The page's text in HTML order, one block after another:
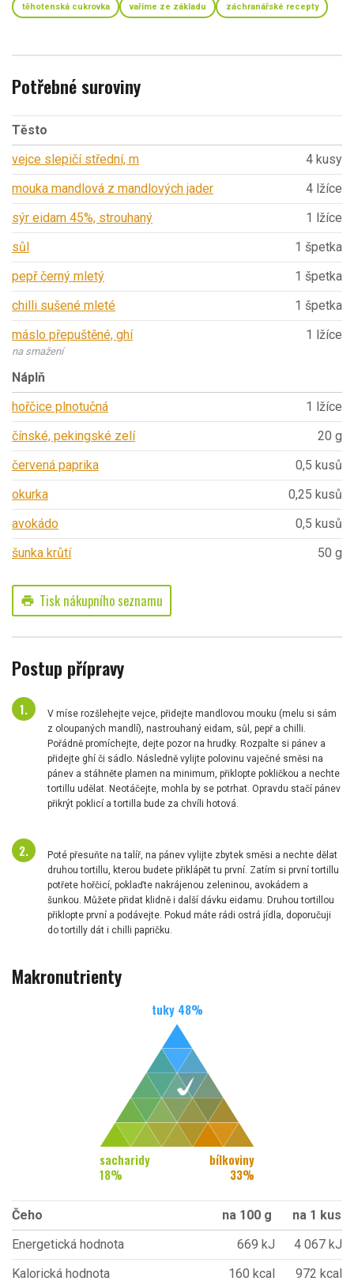
těhotenská cukrovka vaříme ze základu záchranářské recepty
Potřebné suroviny
Těsto
vejce slepičí střední, m
4 kusy
mouka mandlová z mandlových jader
4 lžíce
sýr eidam 45%, strouhaný
1 lžíce
sůl
1 špetka
pepř černý mletý
1 špetka
chilli sušené mleté
1 špetka
máslo přepuštěné, ghí
na smažení
1 lžíce
Náplň
hořčice plnotučná
1 lžíce
čínské, pekingské zelí
20 g
červená paprika
0,5 kusů
okurka
0,25 kusů
avokádo
0,5 kusů
šunka krůtí
50 g
print Tisk nákupního seznamu
Postup přípravy
V míse rozšlehejte vejce, přidejte mandlovou mouku (melu si sám
z oloupaných mandlí), nastrouhaný eidam, sůl, pepř a chilli.
Pořádně promíchejte, dejte pozor na hrudky. Rozpalte si pánev a
přidejte ghí či sádlo. Následně vylijte polovinu vaječné směsi na
pánev a stáhněte plamen na minimum, přiklopte pokličkou a nechte
tortillu udělat. Neotáčejte, mohla by se potrhat. Opravdu stačí pánev
přikrýt poklicí a tortilla bude za chvíli hotová.
Poté přesuňte na talíř, na pánev vylijte zbytek směsi a nechte dělat
druhou tortillu, kterou budete přiklápět tu první. Zatím si první tortillu
potřete hořčicí, poklaďte nakrájenou zeleninou, avokádem a
šunkou. Můžete přidat klidně i další dávku eidamu. Druhou tortillou
přiklopte první a podávejte. Pokud máte rádi ostrá jídla, doporučuji
do tortilly dát i chilli papričku.
Makronutrienty
tuky 48%
sacharidy
18%
bílkoviny
33%
Čeho na 100 g
na 1 kus
Energetická hodnota
669 kJ
4 067 kJ
Kalorická hodnota
160 kcal 972 kcal